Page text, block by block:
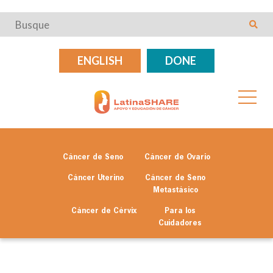
ENGLISH DONE
Cáncer de Seno Cáncer de Ovario
Cáncer Uterino
Cáncer de Seno
Metastásico
Cáncer de Cérvix
Para los
Cuidadores